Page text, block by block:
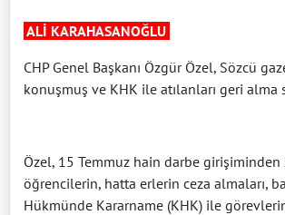
ALİ KARAHASANOĞLU
CHP Genel Başkanı Özgür Özel, Sözcü
konuşmuş ve KHK ile atılanları geri alma
Özel, 15 Temmuz hain darbe girişiminden
öğrencilerin, hatta erlerin ceza almaları,
Hükmünde Kararname (KHK) ile